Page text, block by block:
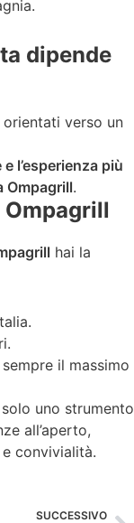
dipende
orientati verso un
l’esperienza più
Ompagrill.
hai la
il massimo
uno strumento
all’aperto,
convivialità.
SUCCESSIVO